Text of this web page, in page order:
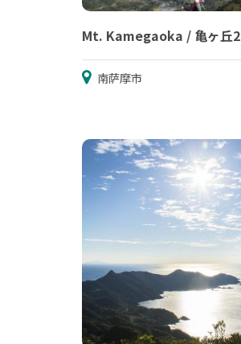
Mt. Kamegaoka / 亀ヶ丘2
南萨摩市